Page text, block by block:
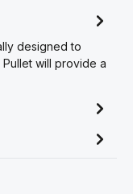
designed to
will provide a